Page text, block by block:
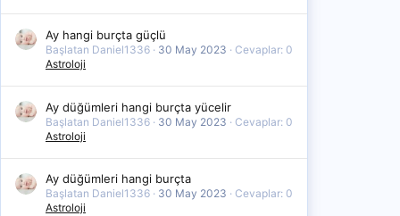
Ay hangi burçta güçlü
Başlatan Daniel1336 30 May 2023
Cevaplar: 0
Astroloji
Ay düğümleri hangi burçta yücelir
Başlatan Daniel1336 30 May 2023
Cevaplar: 0
Astroloji
Ay düğümleri hangi burçta
Başlatan Daniel1336 30 May 2023
Cevaplar: 0
Astroloji